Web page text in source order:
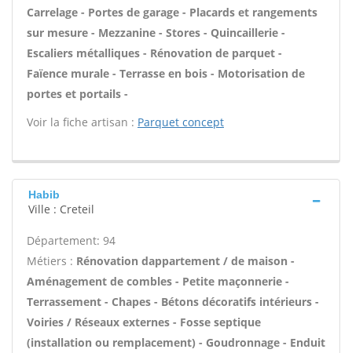
Carrelage - Portes de garage - Placards et rangements
sur mesure - Mezzanine - Stores - Quincaillerie -
Escaliers métalliques - Rénovation de parquet -
Faïence murale - Terrasse en bois - Motorisation de
portes et portails -
Voir la fiche artisan : Parquet concept
Habib
Ville : Creteil
Département: 94
Métiers : Rénovation dappartement / de maison -
Aménagement de combles - Petite maçonnerie -
Terrassement - Chapes - Bétons décoratifs intérieurs -
Voiries / Réseaux externes - Fosse septique
(installation ou remplacement) - Goudronnage - Enduit